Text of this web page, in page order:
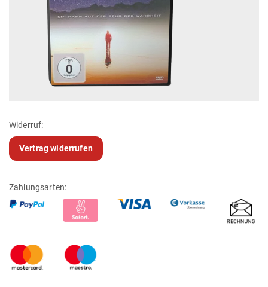
Widerruf:
Vertrag widerrufen
Zahlungsarten: